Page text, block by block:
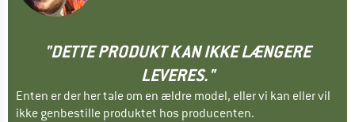
"DETTE PRODUKT KAN IKKE LÆNGERE
LEVERES."
Enten er der her tale om en ældre model, eller vi kan eller vil
ikke genbestille produktet hos producenten.